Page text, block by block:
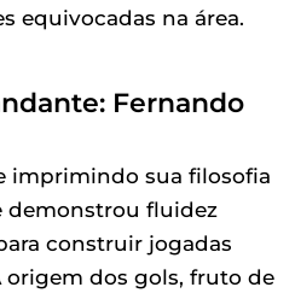
equivocadas na área.
Fernando
imprimindo sua filosofia
demonstrou fluidez
construir jogadas
origem dos gols, fruto de